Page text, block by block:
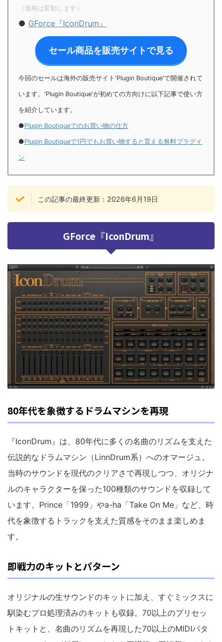
（価格は変動します）
● GForce『IconDrum』
セール商品を販売サイトで見る
今回のセールは海外の販売サイト'Plugin Boutique'で開催されて
います。'Plugin Boutique'が初めての方向けに以下記事で使い方
を紹介しています。
●Plugin Boutiqueでのお買い物の仕方
●Plugin Boutiqueで1円でもお買い物すると貰える無料プラグイ
ン
この記事の最終更新：2026年6月19日
GForce『IconDrum』
80年代を象徴するドラムマシンを再現
『IconDrum』は、80年代に多くの名曲のリズムを支えた
伝説的なドラムマシン（LinnDrum系）へのオマージュ。
当時のサウンドを現代のクリアさで再現しつつ、オリジナ
ルのキャラクターを保った100種類のサウンドを収録して
います。Prince「1999」やa-ha「Take On Me」など、時
代を象徴するトラックを支えた質感をそのまま楽しめま
す。
即戦力のキットとパターン
オリジナルの生サウンドのキットに加え、すぐミックスに
馴染むプロ処理済みのキットも収録。70以上のプリセッ
トキットと、名曲のリズムを再現した70以上のMIDIパタ